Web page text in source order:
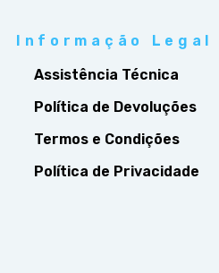
Informação Legal
Assistência Técnica
Política de Devoluções
Termos e Condições
Política de Privacidade